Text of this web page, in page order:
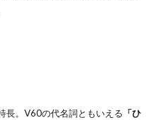
長。V60の代名詞ともいえる 「ひ